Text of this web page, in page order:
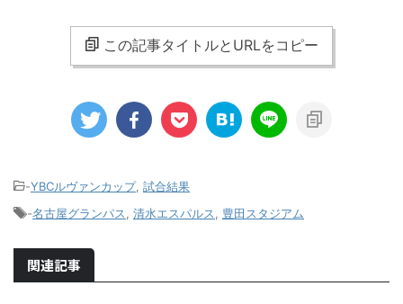
この記事タイトルとURLをコピー
-YBCルヴァンカップ, 試合結果
-名古屋グランパス 清水エスパルス 豊田スタジアム
関連記事